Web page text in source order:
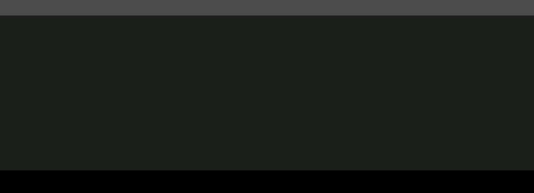
χαρακτήρα, όπως συμπεριφορά περιήγησης ή μοναδικά αναγνωριστικά